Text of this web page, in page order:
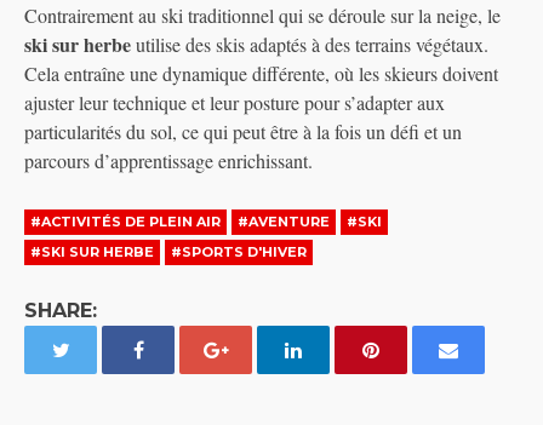
Contrairement au ski traditionnel qui se déroule sur la neige, le
ski sur herbeutilise des skis adaptés à des terrains végétaux.
Cela entraîne une dynamique différente, où les skieurs doivent
ajuster leur technique et leur posture pour s’adapter aux
particularités du sol, ce qui peut être à la fois un défi et un
parcours d’apprentissage enrichissant.
#ACTIVITÉS DE PLEIN AIR #AVENTURE
#SKI
#SKI SUR HERBE
#SPORTS D'HIVER
SHARE: